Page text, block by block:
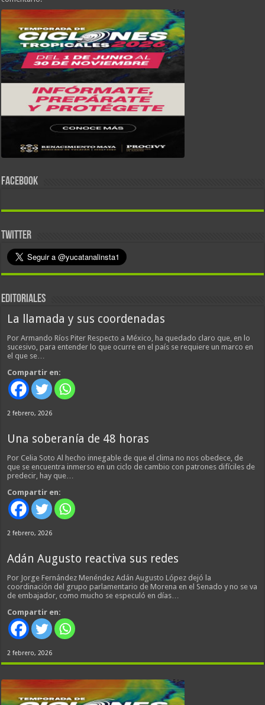
FACEBOOK
TWITTER
EDITORIALES
La llamada y sus coordenadas
Por Armando Ríos Piter Respecto a México, ha quedado claro que, en lo
sucesivo, para entender lo que ocurre en el país se requiere un marco en
el que se…
Compartir en:
2 febrero, 2026
Una soberanía de 48 horas
Por Celia Soto Al hecho innegable de que el clima no nos obedece, de
que se encuentra inmerso en un ciclo de cambio con patrones difíciles de
predecir, hay que…
Compartir en:
2 febrero, 2026
Adán Augusto reactiva sus redes
Por Jorge Fernández Menéndez Adán Augusto López dejó la
coordinación del grupo parlamentario de Morena en el Senado y no se va
de embajador, como mucho se especuló en días…
Compartir en:
2 febrero, 2026